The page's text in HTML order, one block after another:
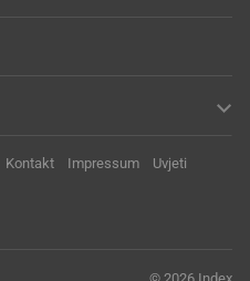
Kontakt Impressum
Uvjeti